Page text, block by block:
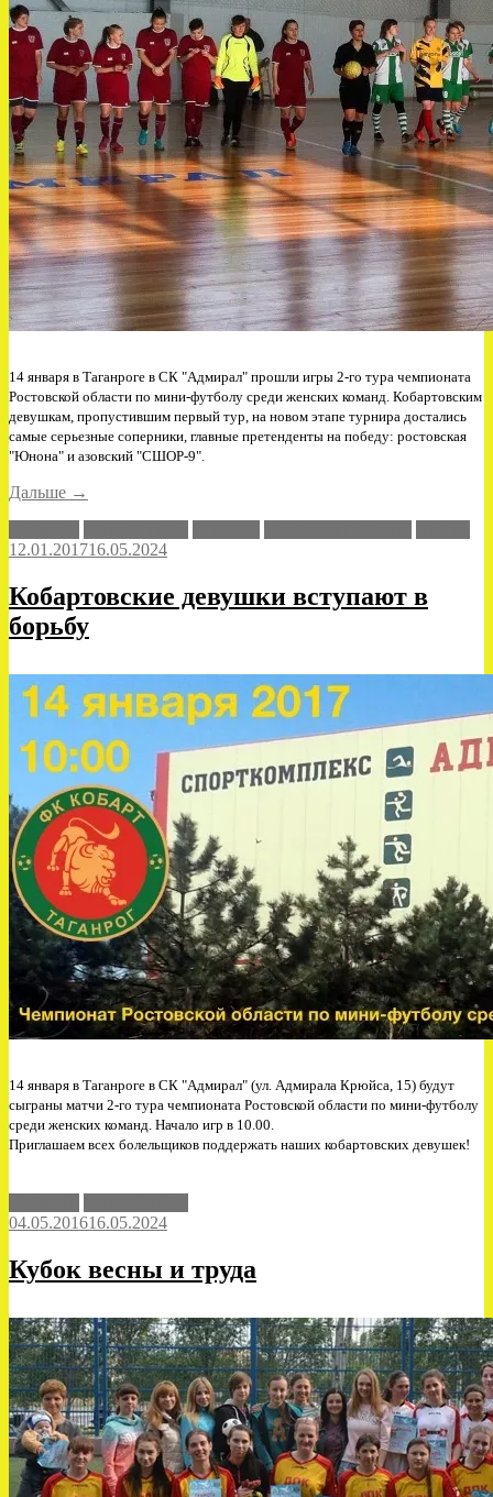
14 января в Таганроге в СК "Адмирал" прошли игры 2-го тура чемпионата
Ростовской области по мини-футболу среди женских команд. Кобартовским
девушкам, пропустившим первый тур, на новом этапе турнира достались
самые серьезные соперники, главные претенденты на победу: ростовская
"Юнона" и азовский "СШОР-9".
Дальше «Второй
чемпионата»
→
12.01.201716.05.2024
Кобартовские девушки вступают в
борьбу
14 января в Таганроге в СК "Адмирал" (ул. Адмирала Крюйса, 15) будут
сыграны матчи 2-го тура чемпионата Ростовской области по мини-футболу
среди женских команд. Начало игр в 10.00.
Приглашаем всех болельщиков поддержать наших кобартовских девушек!
04.05.201616.05.2024
Кубок весны и труда